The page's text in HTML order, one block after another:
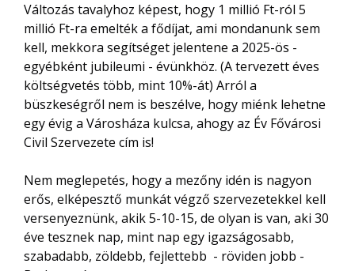
Változás tavalyhoz képest, hogy 1 millió Ft-ról 5
millió Ft-ra emelték a fődíjat, ami mondanunk sem
kell, mekkora segítséget jelentene a 2025-ös -
egyébként jubileumi - évünkhöz. (A tervezett éves
költségvetés több, mint 10%-át) Arról a
büszkeségről nem is beszélve, hogy miénk lehetne
egy évig a Városháza kulcsa, ahogy az Év Fővárosi
Civil Szervezete cím is!
Nem meglepetés, hogy a mezőny idén is nagyon
erős, elképesztő munkát végző szervezetekkel kell
versenyeznünk, akik 5-10-15, de olyan is van, aki 30
éve tesznek nap, mint nap egy igazságosabb,
szabadabb, zöldebb, fejlettebb - röviden jobb -